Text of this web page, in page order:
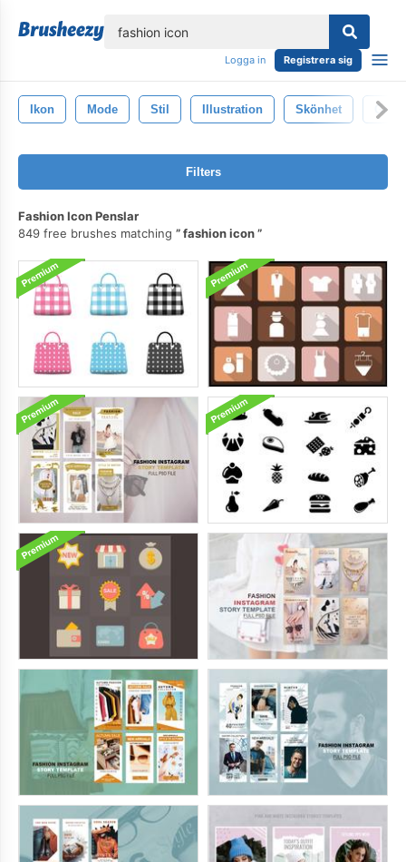
Logga in Registrera sig
Ikon Mode Stil Illustration Skönhet
Filters
Fashion Icon Penslar
849 free brushes matching
fashion icon